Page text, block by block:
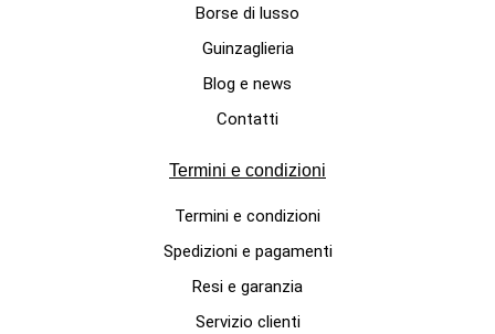
Borsa tappettino da viaggio per
cani in cotone e morbido bouclè
Borse di lusso
Guinzaglieria
Blog e news
Contatti
Termini e condizioni
Termini e condizioni
Spedizioni e pagamenti
Resi e garanzia
Servizio clienti